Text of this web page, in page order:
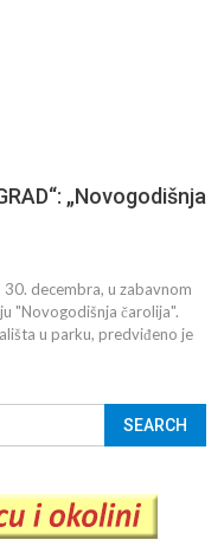
„Novogodišnja
decembra, u zabavnom
"Novogodišnja čarolija".
u parku, predviđeno je